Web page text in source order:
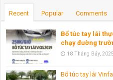
Recent Popular Comments
Bổ túc tay lái
chạy đường
18 Tháng Bảy, 2025
Bổ túc tay lái